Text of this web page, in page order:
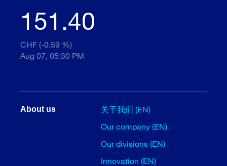
151.40
CHF (-0.59 %)
Aug 07, 05:30 PM
About us
关于我们 (EN)
Our company (EN)
Our divisions (EN)
Innovation (EN)